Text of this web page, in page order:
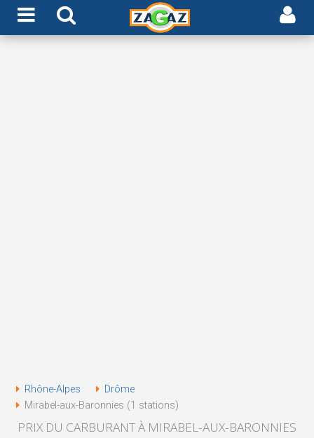
Rhône-Alpes
Drôme
Mirabel-aux-Baronnies (1 stations)
PRIX DU CARBURANT À MIRABEL-AUX-BARONNIES